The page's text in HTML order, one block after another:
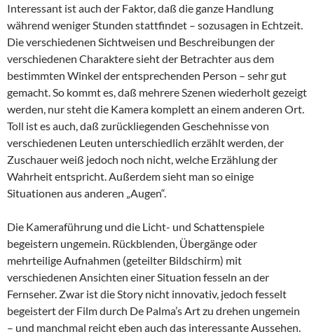
Interessant ist auch der Faktor, daß die ganze Handlung
während weniger Stunden stattfindet – sozusagen in Echtzeit.
Die verschiedenen Sichtweisen und Beschreibungen der
verschiedenen Charaktere sieht der Betrachter aus dem
bestimmten Winkel der entsprechenden Person – sehr gut
gemacht. So kommt es, daß mehrere Szenen wiederholt gezeigt
werden, nur steht die Kamera komplett an einem anderen Ort.
Toll ist es auch, daß zurückliegenden Geschehnisse von
verschiedenen Leuten unterschiedlich erzählt werden, der
Zuschauer weiß jedoch noch nicht, welche Erzählung der
Wahrheit entspricht. Außerdem sieht man so einige
Situationen aus anderen „Augen“.
Die Kameraführung und die Licht- und Schattenspiele
begeistern ungemein. Rückblenden, Übergänge oder
mehrteilige Aufnahmen (geteilter Bildschirm) mit
verschiedenen Ansichten einer Situation fesseln an der
Fernseher. Zwar ist die Story nicht innovativ, jedoch fesselt
begeistert der Film durch De Palma’s Art zu drehen ungemein
– und manchmal reicht eben auch das interessante Aussehen.